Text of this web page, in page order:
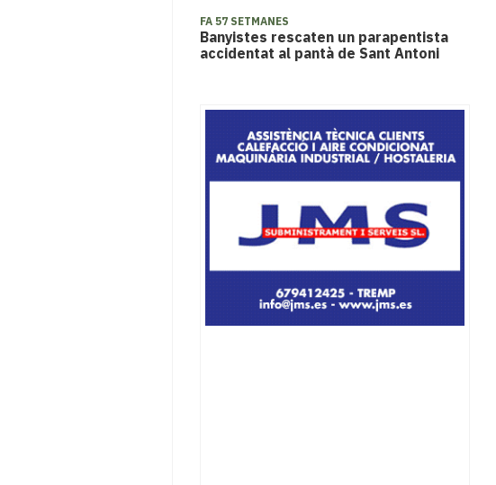
FA 57 SETMANES
Banyistes rescaten un parapentista
accidentat al pantà de Sant Antoni